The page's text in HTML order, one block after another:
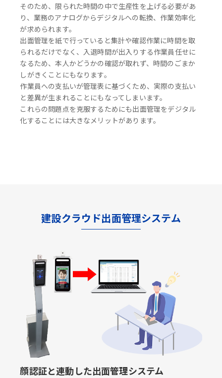
そのため、限られた時間の中で生産性を上げる必要があ
り、業務のアナログからデジタルへの転換、作業効率化
が求められます。
出面管理を紙で行っていると集計や確認作業に時間を取
られるだけでなく、入退時間が出入りする作業員任せに
なるため、本人かどうかの確認が取れず、時間のごまか
しがきくことにもなります。
作業員への支払いが管理表に基づくため、実際の支払い
と差異が生まれることにもなってしまいます。
これらの問題点を克服するためにも出面管理をデジタル
化することには大きなメリットがあります。
建設クラウド出面管理システム
顔認証と連動した出面管理システム